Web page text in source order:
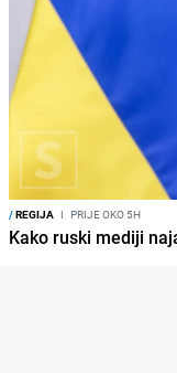
/REGIJA I PRIJE OKO 5H
Kako ruski mediji